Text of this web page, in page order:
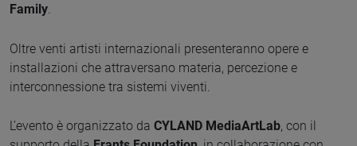
Family.
Oltre venti artisti internazionali presenteranno opere e
installazioni che attraversano materia, percezione e
interconnessione tra sistemi viventi.
L’evento è organizzato da CYLAND MediaArtLab, con il